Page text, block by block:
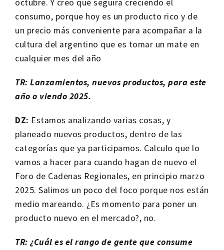
octubre. Y creo que seguirá creciendo el
consumo, porque hoy es un producto rico y de
un precio más conveniente para acompañar a la
cultura del argentino que es tomar un mate en
cualquier mes del año
TR: Lanzamientos, nuevos productos, para este
año o viendo 2025.
DZ: Estamos analizando varias cosas, y
planeado nuevos productos, dentro de las
categorías que ya participamos. Calculo que lo
vamos a hacer para cuando hagan de nuevo el
Foro de Cadenas Regionales, en principio marzo
2025. Salimos un poco del foco porque nos están
medio mareando. ¿Es momento para poner un
producto nuevo en el mercado?, no.
TR: ¿Cuál es el rango de gente que consume